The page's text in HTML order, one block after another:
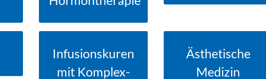
Infusionskuren
mit Komplex­
Ästhetische
Medizin